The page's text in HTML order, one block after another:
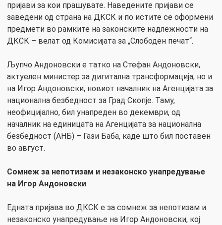
пријави за кои прашувате. Наведените пријави се
заведени од страна на ДКСК и по истите се оформени
предмети во рамките на законските надлежности на
ДКСК – велат од Комисијата за „Слободен печат“.
Љупчо Андоновски е татко на Стефан Андоновски,
актуелен министер за дигитална трансформација, но и
на Игор Андоновски, новиот началник на Агенцијата за
национална безбедност за Град Скопје. Таму,
неофицијално, бил унапреден во декември, од
началник на единицата на Агенцијата за национална
безбедност (АНБ) – Гази Баба, каде што бил поставен
во август.
Сомнеж за непотизам и незаконско унапредување
на Игор Андоновски
Едната пријава во ДКСК е за сомнеж за непотизам и
незаконско унапредување на Игор Андоновски, кој